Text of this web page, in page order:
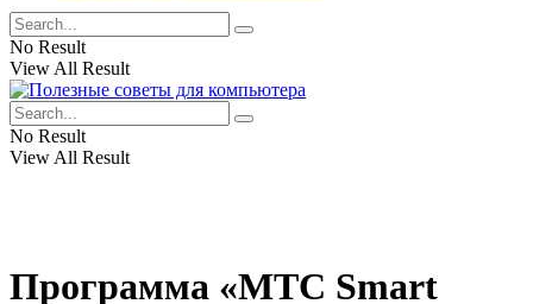
No Result
View All Result
No Result
View All Result
Программа «МТС Smart